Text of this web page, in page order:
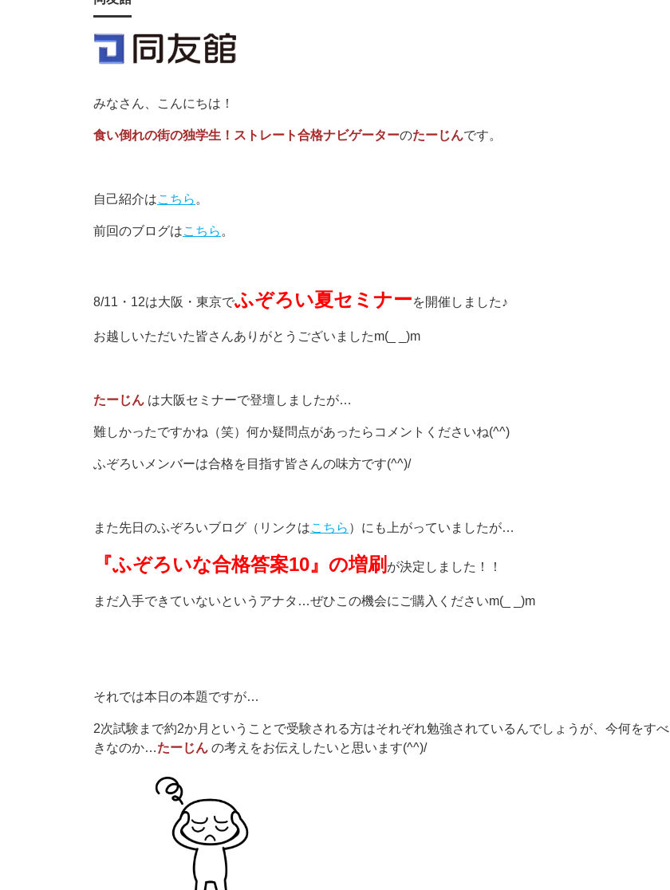
みなさん、こんにちは！
食い倒れの街の独学生！ストレート合格ナビゲーターのたーじんです。
自己紹介はこちら 。
前回のブログはこちら 。
8/11・12は大阪・東京でふぞろい夏セミナーを開催しました♪
お越しいただいた皆さんありがとうございましたm(_ _)m
たーじん は大阪セミナーで登壇しましたが…
難しかったですかね（笑）何か疑問点があったらコメントくださいね(^^)
ふぞろいメンバーは合格を目指す皆さんの味方です(^^)/
また先日のふぞろいブログ（リンクはこちら ）にも上がっていましたが…
『ふぞろいな合格答案10』の増刷 が決定しました！！
まだ入手できていないというアナタ…ぜひこの機会にご購入くださいm(_ _)m
それでは本日の本題ですが…
2次試験まで約2か月ということで受験される方はそれぞれ勉強されているんでしょうが、今何をすべ
きなのか…たーじん の考えをお伝えしたいと思います(^^)/